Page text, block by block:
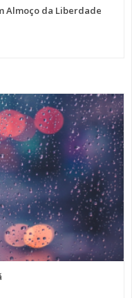
Almoço da Liberdade